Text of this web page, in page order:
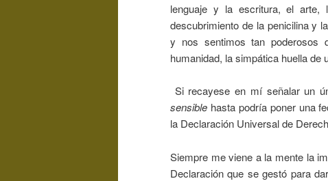
lenguaje y la escritura, el arte,
descubrimiento de la penicilina y
y nos sentimos tan poderosos
humanidad, la simpática huella de
Si recayese en mí señalar un
sensible hasta podría poner una
la Declaración Universal de
Siempre me viene a la mente la
Declaración que se gestó para